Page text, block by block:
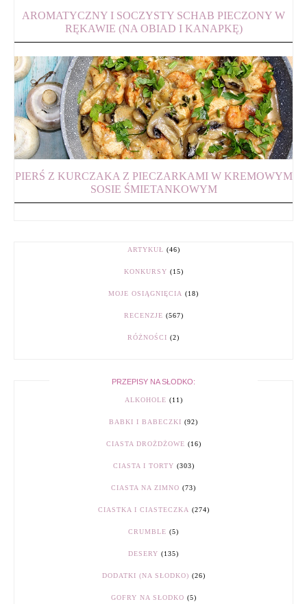
AROMATYCZNY I SOCZYSTY SCHAB PIECZONY W
RĘKAWIE (NA OBIAD I KANAPKĘ)
PIERŚ Z KURCZAKA Z PIECZARKAMI W KREMOWYM
SOSIE ŚMIETANKOWYM
ARTYKUŁ (46)
KONKURSY (15)
MOJE OSIĄGNIĘCIA (18)
RECENZJE (567)
RÓŻNOŚCI (2)
PRZEPISY NA SŁODKO:
ALKOHOLE (11)
BABKI I BABECZKI (92)
CIASTA DROŻDŻOWE (16)
CIASTA I TORTY (303)
CIASTA NA ZIMNO (73)
CIASTKA I CIASTECZKA (274)
CRUMBLE (5)
DESERY (135)
DODATKI (NA SŁODKO) (26)
GOFRY NA SŁODKO (5)